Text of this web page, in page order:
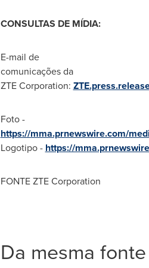
CONSULTAS DE MÍDIA:
E-mail de
comunicações da
ZTE Corporation:
Foto -
https://mma.prnewswire.com/
Logotipo - https://
FONTE ZTE Corporation
Da mesma fonte